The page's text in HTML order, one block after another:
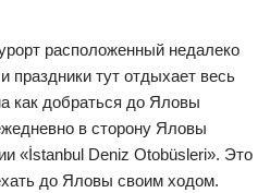
расположенный недалеко
тут отдыхает весь
как добраться до Яловы
в сторону Яловы
«İstanbul Deniz Otobüsleri». Это
до Яловы своим ходом.